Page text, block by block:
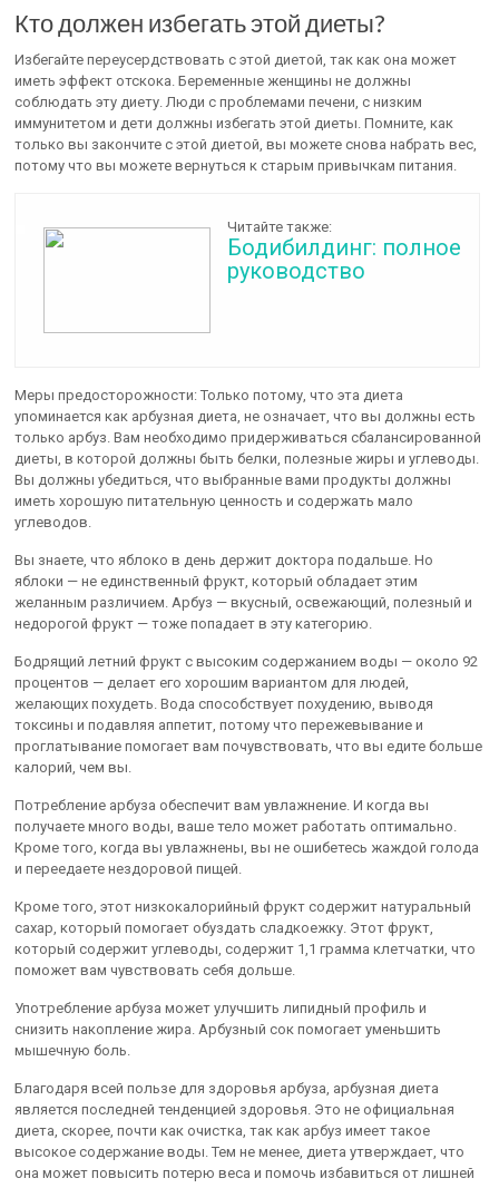
Кто должен избегать этой диеты?
Избегайте переусердствовать с этой диетой, так как она может
иметь эффект отскока. Беременные женщины не должны
соблюдать эту диету. Люди с проблемами печени, с низким
иммунитетом и дети должны избегать этой диеты. Помните, как
только вы закончите с этой диетой, вы можете снова набрать вес,
потому что вы можете вернуться к старым привычкам питания.
Читайте также:
Бодибилдинг: полное
руководство
Меры предосторожности: Только потому, что эта диета
упоминается как арбузная диета, не означает, что вы должны есть
только арбуз. Вам необходимо придерживаться сбалансированной
диеты, в которой должны быть белки, полезные жиры и углеводы.
Вы должны убедиться, что выбранные вами продукты должны
иметь хорошую питательную ценность и содержать мало
углеводов.
Вы знаете, что яблоко в день держит доктора подальше. Но
яблоки — не единственный фрукт, который обладает этим
желанным различием. Арбуз — вкусный, освежающий, полезный и
недорогой фрукт — тоже попадает в эту категорию.
Бодрящий летний фрукт с высоким содержанием воды — около 92
процентов — делает его хорошим вариантом для людей,
желающих похудеть. Вода способствует похудению, выводя
токсины и подавляя аппетит, потому что пережевывание и
проглатывание помогает вам почувствовать, что вы едите больше
калорий, чем вы.
Потребление арбуза обеспечит вам увлажнение. И когда вы
получаете много воды, ваше тело может работать оптимально.
Кроме того, когда вы увлажнены, вы не ошибетесь жаждой голода
и переедаете нездоровой пищей.
Кроме того, этот низкокалорийный фрукт содержит натуральный
сахар, который помогает обуздать сладкоежку. Этот фрукт,
который содержит углеводы, содержит 1,1 грамма клетчатки, что
поможет вам чувствовать себя дольше.
Употребление арбуза может улучшить липидный профиль и
снизить накопление жира. Арбузный сок помогает уменьшить
мышечную боль.
Благодаря всей пользе для здоровья арбуза, арбузная диета
является последней тенденцией здоровья. Это не официальная
диета, скорее, почти как очистка, так как арбуз имеет такое
высокое содержание воды. Тем не менее, диета утверждает, что
она может повысить потерю веса и помочь избавиться от лишней